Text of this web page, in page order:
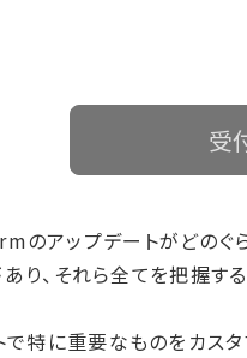
受
ップデートがどのぐら
り、それら全てを把握す
特に重要なものをカスタ